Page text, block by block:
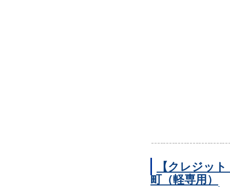
【クレジッ
町（軽専用）